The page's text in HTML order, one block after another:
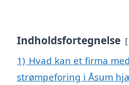
Indholdsfortegnelse
1) Hvad kan et firma
strømpeforing i Åsum